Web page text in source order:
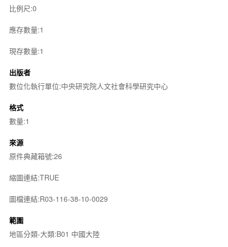
比例尺:0
應存數量:1
現存數量:1
出版者
數位化執行單位:中央研究院人文社會科學研究中心
格式
數量:1
來源
原件典藏箱號:26
縮圖連結:TRUE
圖檔連結:R03-116-38-10-0029
範圍
地區分類-大類:B01 中國大陸